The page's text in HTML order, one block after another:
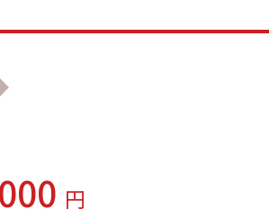
円